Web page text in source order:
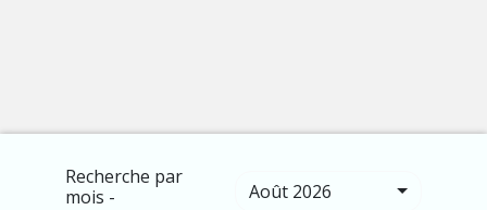
Recherche par
mois -
Août 2026